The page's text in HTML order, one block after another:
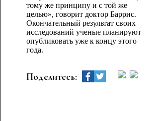
тому же принципу и с той же
целью», говорит доктор Баррис.
Окончательный результат своих
исследований ученые планируют
опубликовать уже к концу этого
года.
Поделитесь: